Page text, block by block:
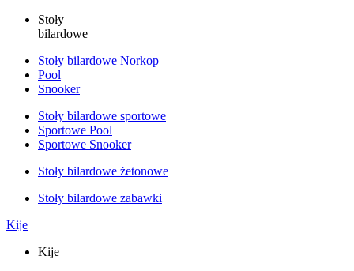
Stoły
bilardowe
Stoły bilardowe Norkop
Pool
Snooker
Stoły bilardowe sportowe
Sportowe Pool
Sportowe Snooker
Stoły bilardowe żetonowe
Stoły bilardowe zabawki
Kije
Kije